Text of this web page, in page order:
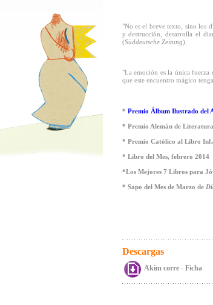
"No es el breve texto, sino los
y destrucción, desarrolla el
(Süddeutsche Zeitung).
"La emoción es la única fuerza
que este encuentro mágico
* Premio Álbum Ilustrado del
* Premio Alemán de
* Premio Católico al Libro
* Libro del Mes, febrero 2014
*Los Mejores 7 Libros para
* Sapo del Mes de Marzo de
Descargas
Akim corre - Ficha